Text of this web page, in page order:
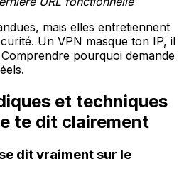
mais elles entretiennent
Un VPN masque ton IP, il
pourquoi demande
et techniques
te dit clairement
dit vraiment sur le